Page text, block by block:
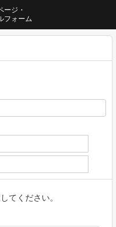
てください。
ージ・
フォーム